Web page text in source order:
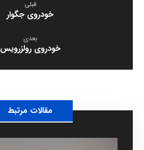
قبلی
خودروی جگوار
بعدی
خودروی رولزرویس
مقالات مرتبط